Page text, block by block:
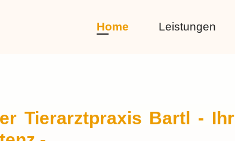
Home Leistungen
Tierarztpraxis Bartl - Ihr